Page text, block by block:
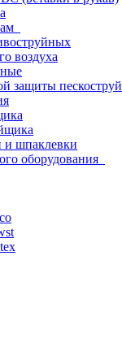
воздуха
защиты
и шпаклевки
оборудования